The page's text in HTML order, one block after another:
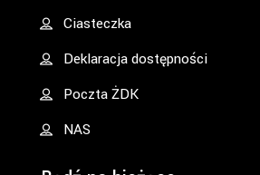
Ciasteczka
Deklaracja dostępności
Poczta ŻDK
NAS